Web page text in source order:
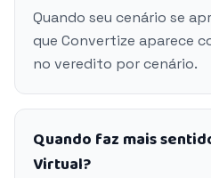
Quando seu cenário se
que Convertize aparece
no veredito por cenário.
Quando faz mais
Virtual?